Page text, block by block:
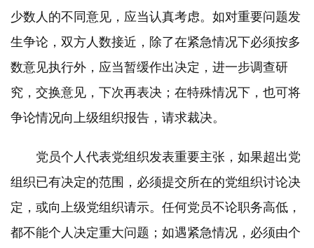
少数人的不同意见，应当认真考虑。如对重要问题发
生争论，双方人数接近，除了在紧急情况下必须按多
数意见执行外，应当暂缓作出决定，进一步调查研
究，交换意见，下次再表决；在特殊情况下，也可将
争论情况向上级组织报告，请求裁决。
党员个人代表党组织发表重要主张，如果超出党
组织已有决定的范围，必须提交所在的党组织讨论决
定，或向上级党组织请示。任何党员不论职务高低，
都不能个人决定重大问题；如遇紧急情况，必须由个